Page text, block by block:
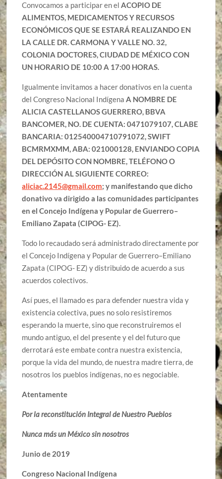
Convocamos a participar en elACOPIO DE
ALIMENTOS, MEDICAMENTOS Y RECURSOS
ECONÓMICOS QUE SE ESTARÁ REALIZANDO EN
LA CALLE DR. CARMONA Y VALLE NO. 32,
COLONIA DOCTORES, CIUDAD DE MÉXICO CON
UN HORARIO DE 10:00 A 17:00 HORAS.
Igualmente invitamos a hacer donativos en la cuenta
del Congreso Nacional IndígenaA NOMBRE DE
ALICIA CASTELLANOS GUERRERO, BBVA
BANCOMER, NO. DE CUENTA: 0471079107, CLABE
BANCARIA: 012540004710791072, SWIFT
BCMRMXMM, ABA: 021000128, ENVIANDO COPIA
DEL DEPÓSITO CON NOMBRE,TELÉFONO O
DIRECCIÓN AL SIGUIENTE CORREO:
aliciac.2145@gmail.com; y manifestando que dicho
donativo va dirigido a las comunidades participantes
en elConcejo Indígena y Popular de Guerrero–
Emiliano Zapata (CIPOG- EZ).
Todo lo recaudado será administrado directamente por
el Concejo Indígena y Popular de Guerrero–Emiliano
Zapata (CIPOG- EZ) y distribuido de acuerdo a sus
acuerdos colectivos.
Así pues, el llamado es para defender nuestra vida y
existencia colectiva, pues no solo resistiremos
esperando la muerte, sino que reconstruiremos el
mundo antiguo, el del presente y el del futuro que
derrotará este embate contra nuestra existencia,
porque la vida del mundo, de nuestra madre tierra, de
nosotros los pueblos indígenas, no es negociable.
Atentamente
Por la reconstitución Integral de Nuestro Pueblos
Nunca más un México sin nosotros
Junio de 2019
Congreso Nacional Indígena